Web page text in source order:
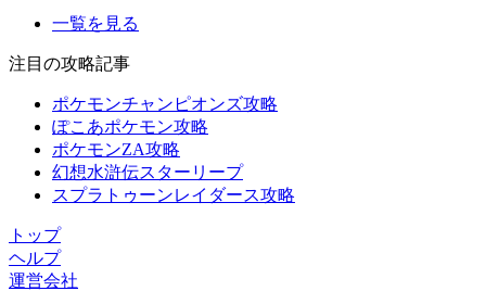
一覧を見る
注目の攻略記事
ポケモンチャンピオンズ攻略
ぽこあポケモン攻略
ポケモンZA攻略
幻想水滸伝スターリープ
スプラトゥーンレイダース攻略
トップ
ヘルプ
運営会社